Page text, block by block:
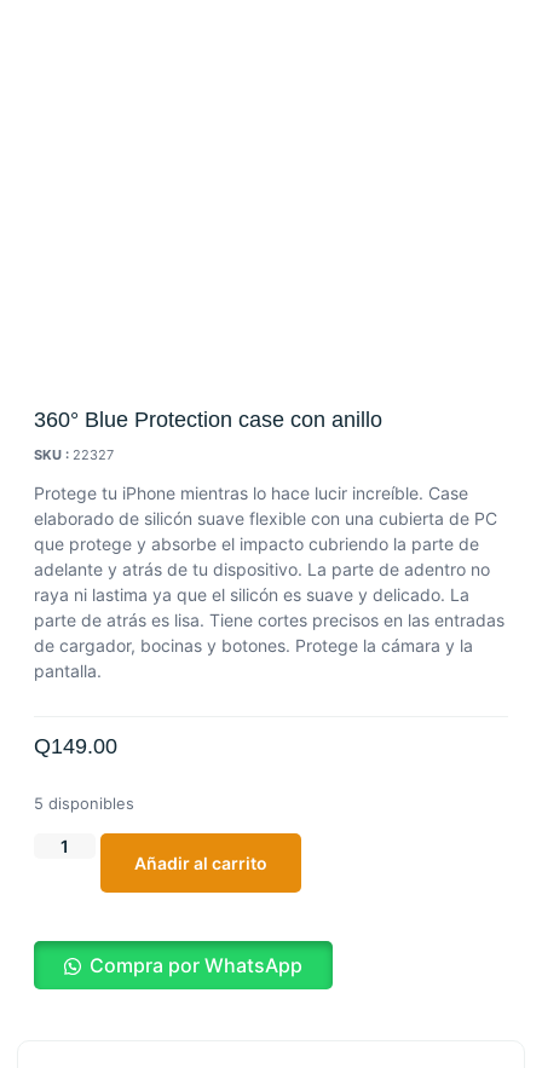
360° Blue Protection case con anillo
SKU : 22327
Protege tu iPhone mientras lo hace lucir increíble. Case
elaborado de silicón suave flexible con una cubierta de PC
que protege y absorbe el impacto cubriendo la parte de
adelante y atrás de tu dispositivo. La parte de adentro no
raya ni lastima ya que el silicón es suave y delicado. La
parte de atrás es lisa. Tiene cortes precisos en las entradas
de cargador, bocinas y botones. Protege la cámara y la
pantalla.
Q149.00
5 disponibles
Añadir al carrito
Compra por WhatsApp